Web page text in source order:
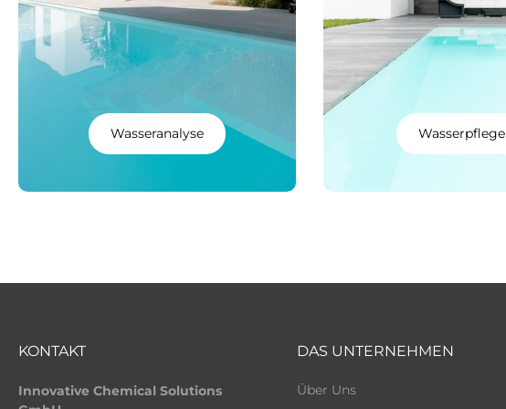
Wasseranalyse Wasserpflege
KONTAKT
Innovative Chemical Solutions
DAS UNTERNEHMEN
Über Uns